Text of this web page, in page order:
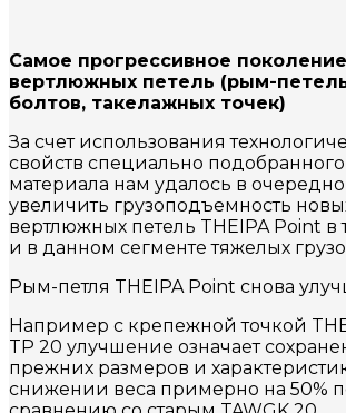
Самое прогрессивное поколение
вертлюжных петель (рым-
болтов, такелажных точек)
За счет использования
свойств специально подобранного
материала нам удалось в
увеличить грузоподъемность
вертлюжных петель THEIPA Point в
и в данном сегменте тяжелых
Рым-петля THEIPA Point снова
Например с крепежной точкой
TP 20 улучшение означает
прежних размеров и
снижении веса примерно на 50%